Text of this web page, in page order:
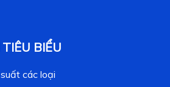
BIỂU
các loại